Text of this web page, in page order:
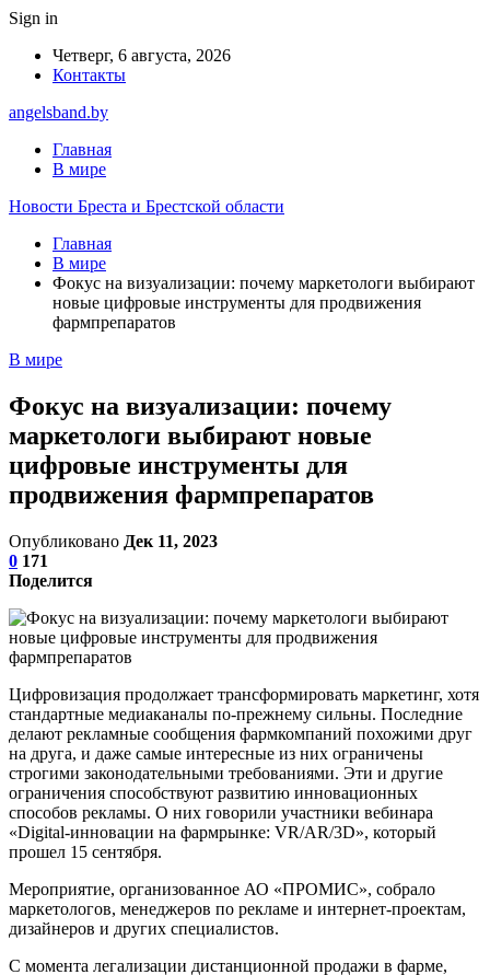
Sign in
Четверг, 6 августа, 2026
Контакты
angelsband.by
Главная
В мире
Новости Бреста и Брестской области
Главная
В мире
Фокус на визуализации: почему маркетологи выбирают
новые цифровые инструменты для продвижения
фармпрепаратов
В мире
Фокус на визуализации: почему
маркетологи выбирают новые
цифровые инструменты для
продвижения фармпрепаратов
Опубликовано Дек 11, 2023
0 171
Поделится
Цифровизация продолжает трансформировать маркетинг, хотя
стандартные медиаканалы по-прежнему сильны. Последние
делают рекламные сообщения фармкомпаний похожими друг
на друга, и даже самые интересные из них ограничены
строгими законодательными требованиями. Эти и другие
ограничения способствуют развитию инновационных
способов рекламы. О них говорили участники вебинара
«Digital-инновации на фармрынке: VR/AR/3D», который
прошел 15 сентября.
Мероприятие, организованное АО «ПРОМИС», собрало
маркетологов, менеджеров по рекламе и интернет-проектам,
дизайнеров и других специалистов.
С момента легализации дистанционной продажи в фарме,